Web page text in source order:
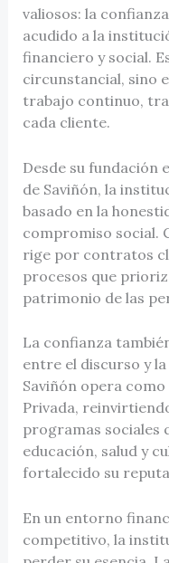
valiosos: la
acudido a la
financiero y social.
circunstancial, sino
trabajo continuo,
cada cliente.
Desde su fundación
de Saviñón, la
basado en la
compromiso social.
rige por contratos
procesos que
patrimonio de las
La confianza
entre el discurso y
Saviñón opera
Privada,
programas sociales
educación, salud y
fortalecido su
En un entorno
competitivo, la